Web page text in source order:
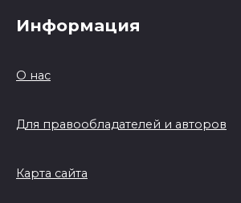
Информация
О нас
Для правообладателей и авторов
Карта сайта